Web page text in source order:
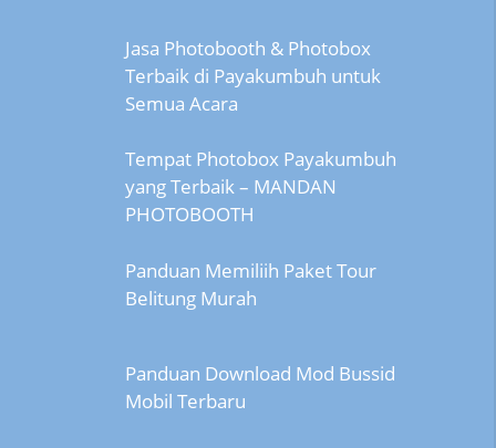
Jasa Photobooth & Photobox
Terbaik di Payakumbuh untuk
Semua Acara
Tempat Photobox Payakumbuh
yang Terbaik – MANDAN
PHOTOBOOTH
Panduan Memiliih Paket Tour
Belitung Murah
Panduan Download Mod Bussid
Mobil Terbaru